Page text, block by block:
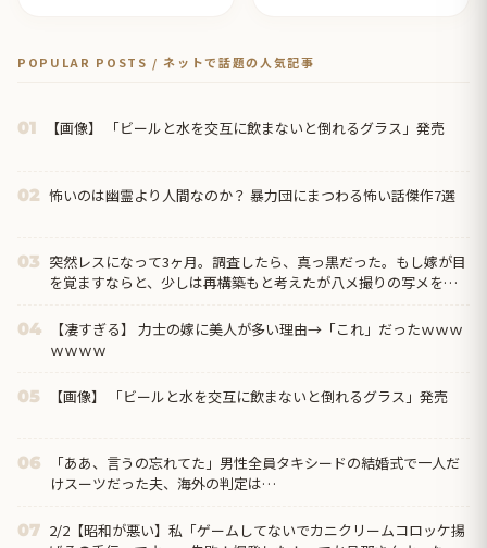
POPULAR POSTS / ネットで話題の人気記事
01 【画像】 「ビールと水を交互に飲まないと倒れるグラス」発売
02 怖いのは幽霊より人間なのか？ 暴力団にまつわる怖い話傑作7選
03 突然レスになって3ヶ月。調査したら、真っ黒だった。もし嫁が目
を覚ますならと、少しは再構築もと考えたが八メ撮りの写メを何
04
【凄すぎる】 力士の嫁に美人が多い理由→「これ」だったｗｗｗ
ｗｗｗｗ
05 【画像】 「ビールと水を交互に飲まないと倒れるグラス」発売
06
「ああ、言うの忘れてた」男性全員タキシードの結婚式で一人だ
けスーツだった夫、海外の判定は…
07 2/2【昭和が悪い】私「ゲームしてないでカニクリームコロッケ揚